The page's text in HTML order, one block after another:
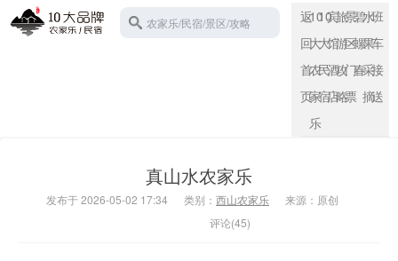
农家乐/民宿/景区/攻略
返
回
首
页
10
大
农
家
乐
10
大
民
宿
宾
馆
酒
店
旅
游
攻
略
景
区
门
票
碧
螺
春
水
果
采
摘
班
车
接
送
真山水农家乐
发布于 2026-05-02 17:34 类别： 西山农家乐
来源：原创
评论(45)